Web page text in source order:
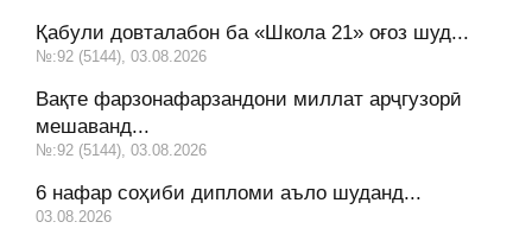
Қабули довталабон ба «Школа 21» оғоз шуд...
№:92 (5144), 03.08.2026
Вақте фарзонафарзандони миллат арҷгузорӣ
мешаванд...
№:92 (5144), 03.08.2026
6 нафар соҳиби дипломи аъло шуданд...
03.08.2026